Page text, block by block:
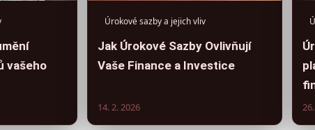
vašeho
Úrokové sazby a jejich vliv
Jak Úrokové Sazby Ovlivňují
Vaše Finance a Investice
14. 2. 2026